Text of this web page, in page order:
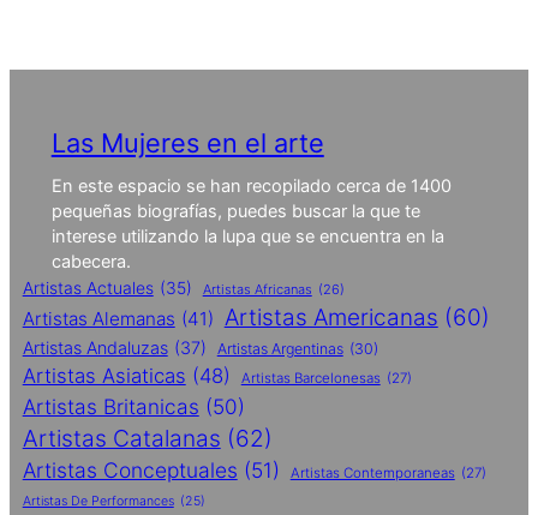
Las Mujeres en el arte
En este espacio se han recopilado cerca de 1400
pequeñas biografías, puedes buscar la que te
interese utilizando la lupa que se encuentra en la
cabecera.
Artistas Actuales (35) Artistas Africanas (26)
Artistas Alemanas (41) Artistas Americanas (60)
Artistas Andaluzas (37) Artistas Argentinas (30)
Artistas Asiaticas (48) Artistas Barcelonesas (27)
Artistas Britanicas (50)
Artistas Catalanas (62)
Artistas Conceptuales (51) Artistas Contemporaneas (27)
Artistas De Performances (25)